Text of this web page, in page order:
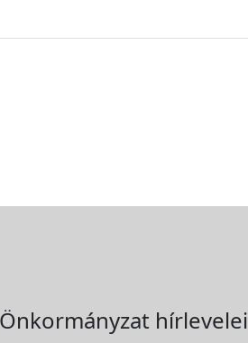
hírlevelei